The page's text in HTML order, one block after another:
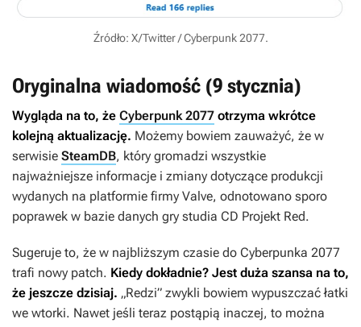
Źródło: X/Twitter / Cyberpunk 2077.
Oryginalna wiadomość (9 stycznia)
Wygląda na to, że Cyberpunk 2077 otrzyma wkrótce
kolejną aktualizację. Możemy bowiem zauważyć, że w
serwisie SteamDB, który gromadzi wszystkie
najważniejsze informacje i zmiany dotyczące produkcji
wydanych na platformie firmy Valve, odnotowano sporo
poprawek w bazie danych gry studia CD Projekt Red.
Sugeruje to, że w najbliższym czasie do Cyberpunka 2077
trafi nowy patch. Kiedy dokładnie? Jest duża szansa na to,
że jeszcze dzisiaj. „Redzi” zwykli bowiem wypuszczać łatki
we wtorki. Nawet jeśli teraz postąpią inaczej, to można